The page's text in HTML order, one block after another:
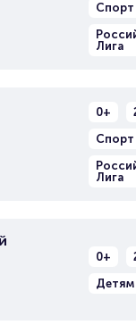
Спорт
Лига
0+
Спорт
Лига
0+
Детям